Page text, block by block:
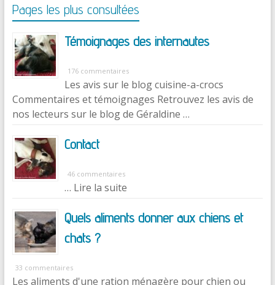
Pages les plus consultées
Témoignages des internautes
176 commentaires
Les avis sur le blog cuisine-a-crocs
Commentaires et témoignages Retrouvez les avis de
nos lecteurs sur le blog de Géraldine …
Contact
46 commentaires
… Lire la suite
Quels aliments donner aux chiens et
chats ?
33 commentaires
Les aliments d'une ration ménagère pour chien ou